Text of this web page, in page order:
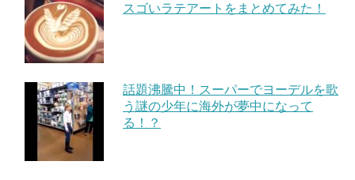
スゴいラテアートをまとめてみた！
話題沸騰中！スーパーでヨーデルを歌
う謎の少年に海外が夢中になって
る！？